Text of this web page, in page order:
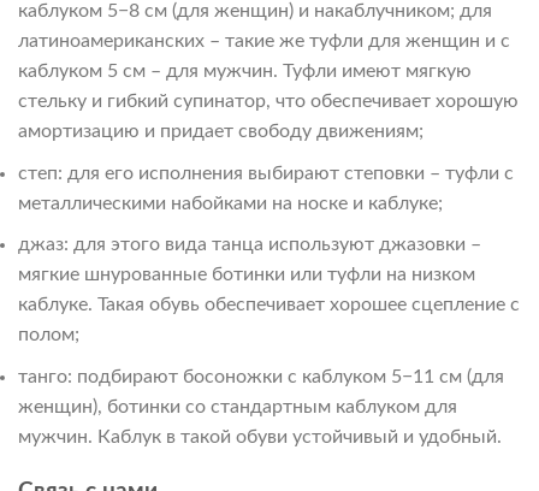
каблуком 5−8 см (для женщин) и накаблучником; для
латиноамериканских – такие же туфли для женщин и с
каблуком 5 см – для мужчин. Туфли имеют мягкую
стельку и гибкий супинатор, что обеспечивает хорошую
амортизацию и придает свободу движениям;
степ: для его исполнения выбирают степовки – туфли с
металлическими набойками на носке и каблуке;
джаз: для этого вида танца используют джазовки –
мягкие шнурованные ботинки или туфли на низком
каблуке. Такая обувь обеспечивает хорошее сцепление с
полом;
танго: подбирают босоножки с каблуком 5−11 см (для
женщин), ботинки со стандартным каблуком для
мужчин. Каблук в такой обуви устойчивый и удобный.